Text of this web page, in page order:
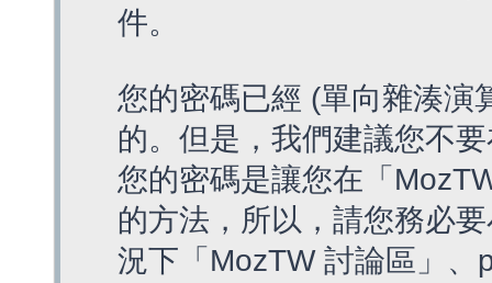
件。
您的密碼已經 (單向雜湊演
的。但是，我們建議您不
您的密碼是讓您在「
的方法，所以，請您務必
況下「MozTW 討論區」